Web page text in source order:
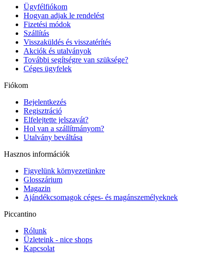
Ügyfélfiókom
Hogyan adjak le rendelést
Fizetési módok
Szállítás
Visszaküldés és visszatérítés
Akciók és utalványok
További segítségre van szüksége?
Céges ügyfelek
Fiókom
Bejelentkezés
Regisztráció
Elfelejtette jelszavát?
Hol van a szállítmányom?
Utalvány beváltása
Hasznos információk
Figyelünk környezetünkre
Glosszárium
Magazin
Ajándékcsomagok céges- és magánszemélyeknek
Piccantino
Rólunk
Üzleteink - nice shops
Kapcsolat